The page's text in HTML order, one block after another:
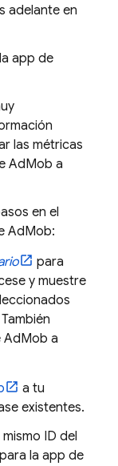
adelante en
app de
las métricas
AdMob a
en el
AdMob:
para
y muestre
También
AdMob a
a tu
existentes.
ID del
la app de